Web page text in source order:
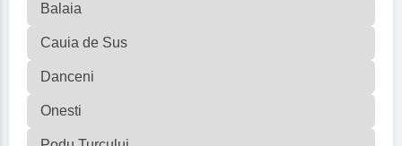
Balaia
Cauia de Sus
Danceni
Onesti